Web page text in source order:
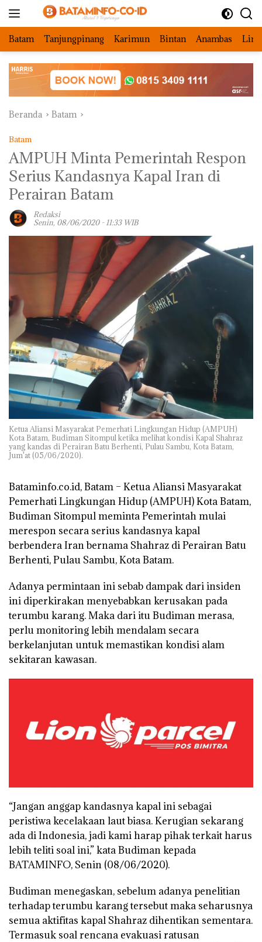
Batam Tanjungpinang Karimun Bintan Anambas
Beranda Batam
Batam
AMPUH Minta Pemerintah Respon
Serius Kandasnya Kapal Iran di
Perairan Batam
Redaksi
Senin, 08/06/2020 - 11:33 WIB
Ketua Aliansi Masyarakat Pemerhati Lingkungan Hidup (AMPUH)
Kota Batam, Budiman Sitompul ketika melihat kondisi Kapal Shahraz
yang kandas di Perairan Batu Berhenti, Pulau Sambu, Kota Batam,
Jum'at (05/06/2020).
Bataminfo.co.id, Batam – Ketua Aliansi Masyarakat
Pemerhati Lingkungan Hidup (AMPUH) Kota Batam,
Budiman Sitompul meminta Pemerintah mulai
merespon secara serius kandasnya kapal
berbendera Iran bernama Shahraz di Perairan Batu
Berhenti, Pulau Sambu, Kota Batam.
Adanya permintaan ini sebab dampak dari insiden
ini diperkirakan menyebabkan kerusakan pada
terumbu karang. Maka dari itu Budiman merasa,
perlu monitoring lebih mendalam secara
berkelanjutan untuk memastikan kondisi alam
sekitaran kawasan.
“Jangan anggap kandasnya kapal ini sebagai
peristiwa kecelakaan laut biasa. Kerugian sekarang
ada di Indonesia, jadi kami harap pihak terkait harus
lebih teliti soal ini,” kata Budiman kepada
BATAMINFO, Senin (08/06/2020).
Budiman menegaskan, sebelum adanya penelitian
terhadap terumbu karang tersebut maka seharusnya
semua aktifitas kapal Shahraz dihentikan sementara.
Termasuk soal rencana evakuasi ratusan